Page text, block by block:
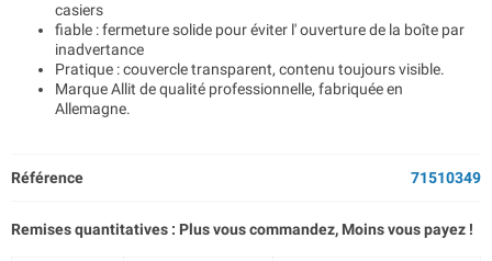
casiers
fiable : fermeture solide pour éviter l' ouverture de la boîte par
inadvertance
Pratique : couvercle transparent, contenu toujours visible.
Marque Allit de qualité professionnelle, fabriquée en
Allemagne.
Référence 71510349
Remises quantitatives : Plus vous commandez, Moins vous payez !